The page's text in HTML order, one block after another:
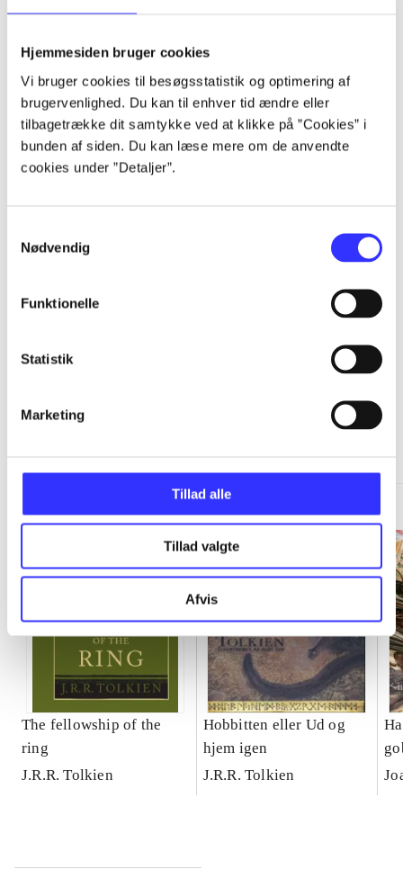
Hjemmesiden bruger cookies
Vi bruger cookies til besøgsstatistik og optimering af
brugervenlighed. Du kan til enhver tid ændre eller
tilbagetrække dit samtykke ved at klikke på ”Cookies” i
bunden af siden. Du kan læse mere om de anvendte
cookies under ”Detaljer”.
Nødvendig
Funktionelle
Statistik
Marketing
Tillad alle
Tillad valgte
Afvis
Alle registrerede artikler fordelt på udgivelser
...
...
...
The fellowship of the
ring
J.R.R. Tolkien
Hobbitten eller Ud og
hjem igen
J.R.R. Tolkien